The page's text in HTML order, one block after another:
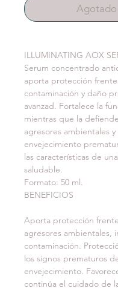
Agotado
ILLUMINATING AOX
Serum concentrado
aporta protección frente
contaminación y daño
avanzad. Fortalece la
mientras que la
agresores ambientales
envejecimiento
las características de
saludable.
Formato: 50 ml.
BENEFICIOS
Aporta protección
agresores ambientales,
contaminación.
los signos prematuros
envejecimiento.
continúa el cuidado de